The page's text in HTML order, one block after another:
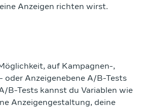
Anzeigen richten wirst.
auf Kampagnen-,
oder Anzeigenebene A/B-Tests
B-Tests kannst du Variablen wie
Anzeigengestaltung, deine